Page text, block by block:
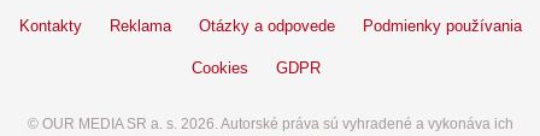
Kontakty Reklama Otázky a odpovede Podmienky používania
Cookies GDPR
© OUR MEDIA SR a. s. 2026. Autorské práva sú vyhradené a vykonáva ich